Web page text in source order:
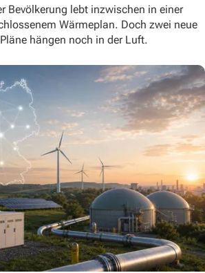
Bevölkerung lebt inzwischen in einer
Wärmeplan. Doch zwei neue
hängen noch in der Luft.